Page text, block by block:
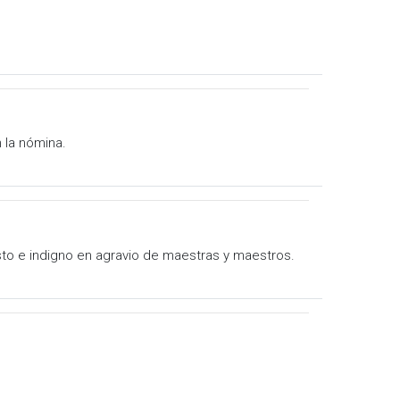
nómina.
e indigno en agravio de maestras y maestros.